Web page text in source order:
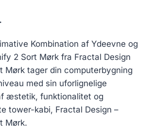
Kombination af Ydeevne og
2 Sort Mørk fra Fractal Design
Mørk tager din computerbygning
med sin uforlignelige
æstetik, funktionalitet og
tower-kabi, Fractal Design –
Mørk.